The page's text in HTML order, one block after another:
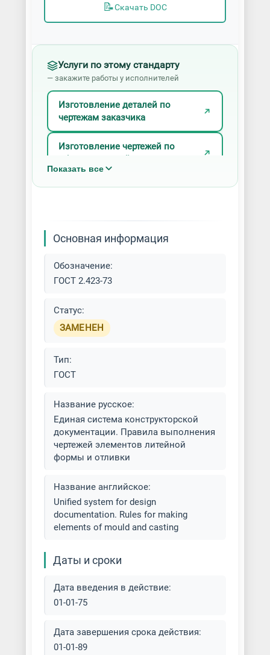
📝Скачать DOC
Услуги по этому стандарту
— закажите работы у исполнителей
Изготовление деталей по
чертежам заказчика
Изготовление чертежей по
Литье в жидкие
Литье в оболочковые формы
Литье в формы с наружным
Литье в холоднотвердеющие
смеси (ХТС)
Литье в шаблонные формы
Литье намораживанием
Литье по выплавляемой модели
(ЛВМ)
Литье по газифицируемым
моделям (ЛГМ)
Литье по чертежам заказчика
Литье под давлением
Показать все
Основная информация
Обозначение:
ГОСТ 2.423-73
Статус:
ЗАМЕНЕН
Тип:
ГОСТ
Название русское:
Единая система конструкторской
документации. Правила выполнения
чертежей элементов литейной
формы и отливки
Название английское:
Unified system for design
documentation. Rules for making
elements of mould and casting
Даты и сроки
Дата введения в действие:
01-01-75
Дата завершения срока действия:
01-01-89